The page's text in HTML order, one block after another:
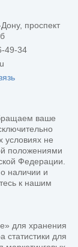
Дону, проспект
49-34
ваше
условиях не
положениями
Федерации.
наличии и
к нашим
для хранения
статистики для